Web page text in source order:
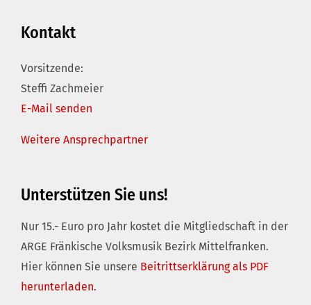
Kontakt
Vorsitzende:
Steffi Zachmeier
E-Mail senden
Weitere Ansprechpartner
Unterstützen Sie uns!
Nur 15.- Euro pro Jahr kostet die Mitgliedschaft in der
ARGE Fränkische Volksmusik Bezirk Mittelfranken.
Hier können Sie unsere Beitrittserklärung als PDF
herunterladen.